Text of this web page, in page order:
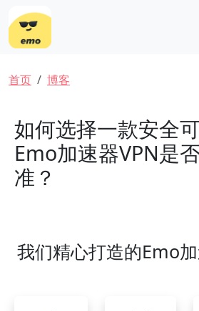
面包屑
首页 博客
如何选择一款安全
Emo加速器VPN是
准？
我们精心打造的Emo